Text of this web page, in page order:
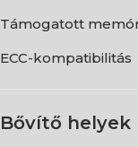
Támogatott
ECC-kompatibilitás
Bővítő helyek